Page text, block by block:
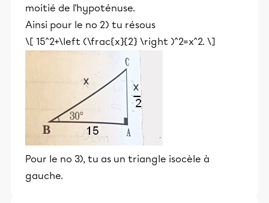
moitié de l'hypoténuse.
Ainsi pour le no 2) tu résous
\[ 15^2+\left (\frac{x}{2} \right )^2=x^2. \]
Pour le no 3), tu as un triangle isocèle à
gauche.